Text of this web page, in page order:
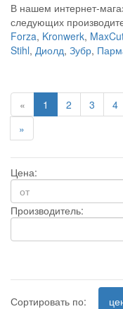
В нашем интернет-
следующих
Forza, Kronwerk,
Stihl, Диолд, Зубр,
« 1 2 3 4
»
Цена:
Производитель:
Сортировать по: